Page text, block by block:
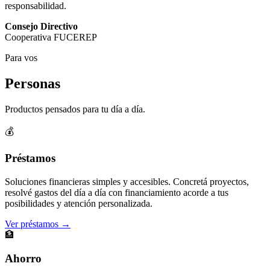
responsabilidad.
Consejo Directivo
Cooperativa FUCEREP
Para vos
Personas
Productos pensados para tu día a día.
💰
Préstamos
Soluciones financieras simples y accesibles. Concretá proyectos,
resolvé gastos del día a día con financiamiento acorde a tus
posibilidades y atención personalizada.
Ver préstamos →
🏦
Ahorro